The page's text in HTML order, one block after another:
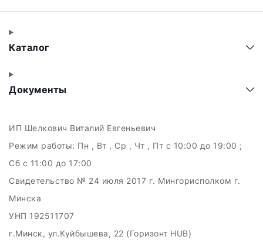
Каталог
Документы
ИП Шелкович Виталий Евгеньевич
Режим работы: Пн , Вт , Ср , Чт , Пт c 10:00 до 19:00 ;
Сб c 11:00 до 17:00
Свидетельство № 24 июля 2017 г. Мингорисполком г.
Минска
УНП 192511707
г.Минск, ул.Куйбышева, 22 (Горизонт HUB)